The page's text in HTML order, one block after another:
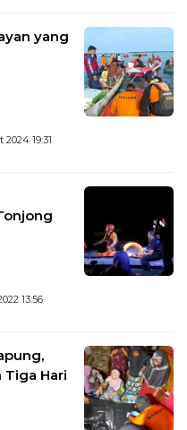
yang
2024 19:31
13:56
Tiga Hari